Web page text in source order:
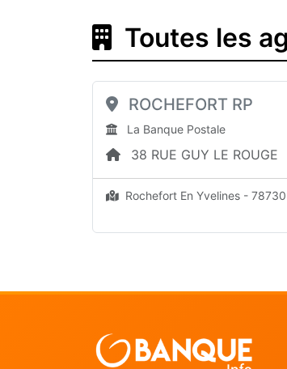
Toutes les
ROCHEFORT RP
La Banque Postale
38 RUE GUY LE ROUGE
Rochefort En Yvelines - 78730